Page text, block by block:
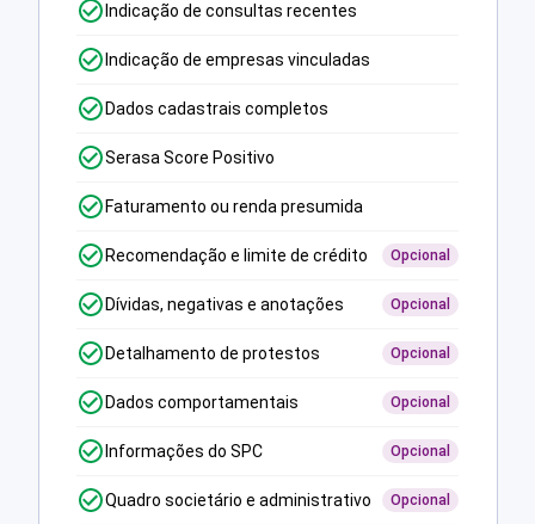
Indicação de consultas recentes
Indicação de empresas vinculadas
Dados cadastrais completos
Serasa Score Positivo
Faturamento ou renda presumida
Recomendação e limite de crédito Opcional
Dívidas, negativas e anotações Opcional
Detalhamento de protestos Opcional
Dados comportamentais Opcional
Informações do SPC Opcional
Quadro societário e administrativo Opcional